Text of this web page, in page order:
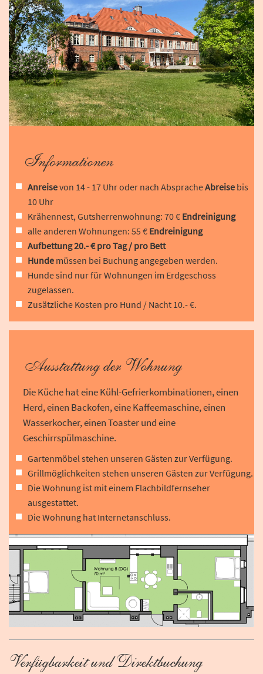
Informationen
Anreisevon 14 - 17 Uhr oder nach AbspracheAbreise bis
10 Uhr
Krähennest, Gutsherrenwohnung: 70 € Endreinigung
alle anderen Wohnungen: 55 € Endreinigung
Aufbettung 20.- € pro Tag / pro Bett
Hunde müssen bei Buchung angegeben werden.
Hunde sind nur für Wohnungen im Erdgeschoss
zugelassen.
Zusätzliche Kosten pro Hund / Nacht 10.- €.
Ausstattung der Wohnung
Die Küche hat eine Kühl-Gefrierkombinationen, einen
Herd, einen Backofen, eine Kaffeemaschine, einen
Wasserkocher, einen Toaster und eine
Geschirrspülmaschine.
Gartenmöbel stehen unseren Gästen zur Verfügung.
Grillmöglichkeiten stehen unseren Gästen zur Verfügung.
Die Wohnung ist mit einem Flachbildfernseher
ausgestattet.
Die Wohnung hat Internetanschluss.
Verfügbarkeit und Direktbuchung